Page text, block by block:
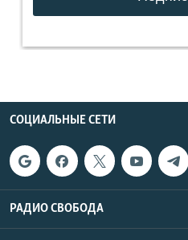
СОЦИАЛЬНЫЕ СЕТИ
РАДИО СВОБОДА